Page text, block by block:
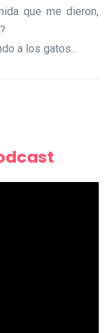
que me dieron,
a los gatos...